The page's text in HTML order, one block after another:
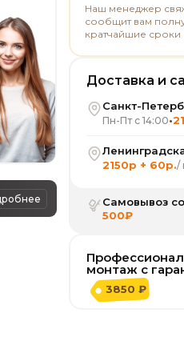
Наш менеджер
сообщит вам
кратчайшие сроки
Доставка и
Санкт-
Пн-Пт с 14:00•
2150р + 60р./
Самовывоз
500₽
монтаж с
3850 ₽